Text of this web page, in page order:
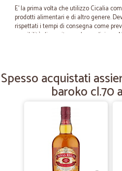
E' la prima volta che utilizzo Cicalia
prodotti alimentari e di altro genere.
rispettati i tempi di consegna come
possibilità di monitorare la
— Maria
Ho preso 15 pacchi di pasta cresta di
parte dei pacchi il formato è rotto e
sembra pastina... Peccato!! Per il resto ok.
—Giuseppe C.
Spesso acquistati
baroko cl.70